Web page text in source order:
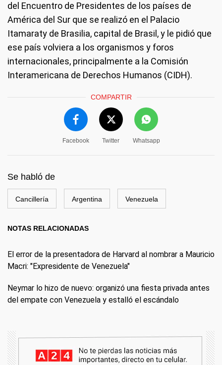
del Encuentro de Presidentes de los países de
América del Sur que se realizó en el Palacio
Itamaraty de Brasilia, capital de Brasil, y le pidió que
ese país volviera a los organismos y foros
internacionales, principalmente a la Comisión
Interamericana de Derechos Humanos (CIDH).
COMPARTIR
Facebook Twitter Whatsapp
Se habló de
Cancillería Argentina Venezuela
NOTAS RELACIONADAS
El error de la presentadora de Harvard al nombrar a Mauricio
Macri: "Expresidente de Venezuela"
Neymar lo hizo de nuevo: organizó una fiesta privada antes
del empate con Venezuela y estalló el escándalo